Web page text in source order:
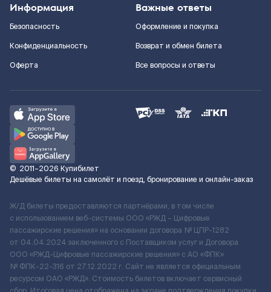
Информация
Безопасность
Конфиденциальность
Оферта
Важные ответы
Оформление и покупка
Возврат и обмен билета
Все вопросы и ответы
© 2011–2026 Купибилет
Дешёвые билеты на самолёт и поезд, бронирование и онлайн-заказ
Ж/Д билеты предоставляются партнёрами, в том числе
с использованием веб-системы ООО «РЖД – Цифровые
пассажирские решения» на основании договора № ЦПР-1282
от 04.04.2024 заключенного с Поставщиком услуг и Договора
ООО «РЖД-Цифровые пассажирские решения» c АО «ФПК»
№ ФПК-22-316 от 27.12.2022 г. Сайт не является официальным
ресурсом ОАО «РЖД». Стоимость билетов включает сервисный